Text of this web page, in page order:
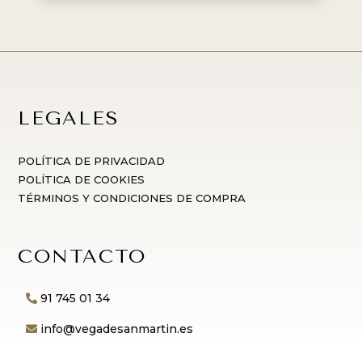
LEGALES
POLÍTICA DE PRIVACIDAD
POLÍTICA DE COOKIES
TÉRMINOS Y CONDICIONES DE COMPRA
CONTACTO
91 745 01 34
info@vegadesanmartin.es